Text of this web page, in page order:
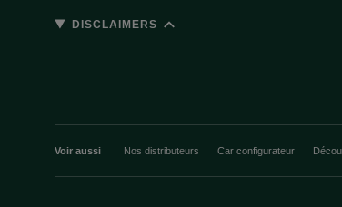
DISCLAIMERS
Voir aussi Nos distributeurs Car configurateur